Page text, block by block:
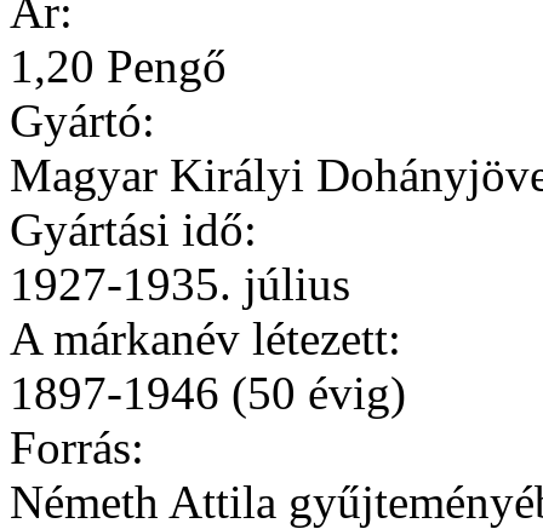
Ár:
1,20 Pengő
Gyártó:
Magyar Királyi
Gyártási idő:
1927-1935. július
A márkanév létezett:
1897-1946 (50 évig)
Forrás:
Németh Attila